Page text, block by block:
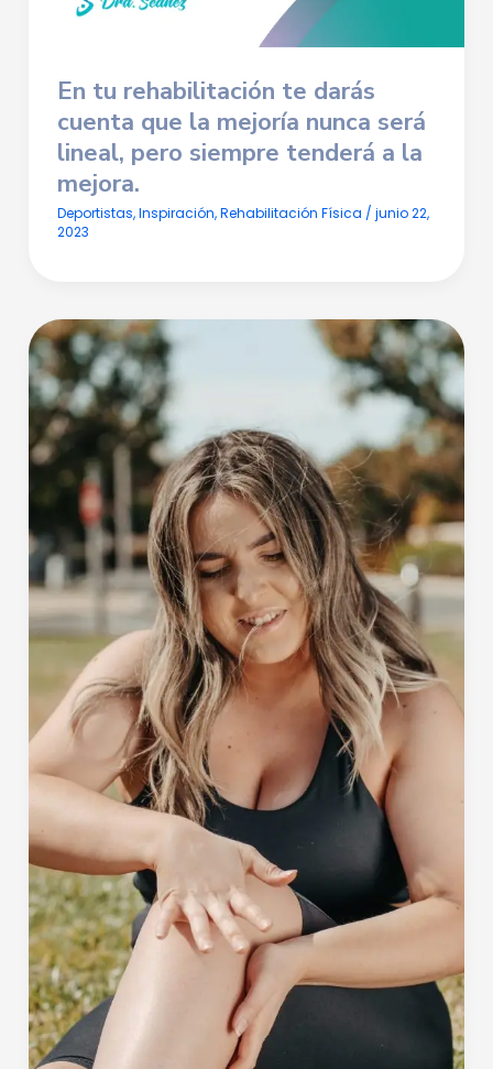
En tu rehabilitación te darás
cuenta que la mejoría nunca será
lineal, pero siempre tenderá a la
mejora.
Deportistas,Inspiración,Rehabilitación Física / junio 22,
2023